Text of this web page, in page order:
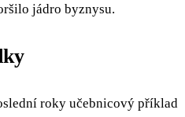
jádro byznysu.
roky učebnicový příklad